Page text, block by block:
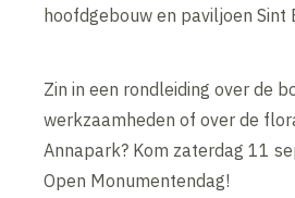
hoofdgebouw en paviljoen Sint
Zin in een rondleiding over de
werkzaamheden of over de
Annapark? Kom zaterdag 11
Open Monumentendag!